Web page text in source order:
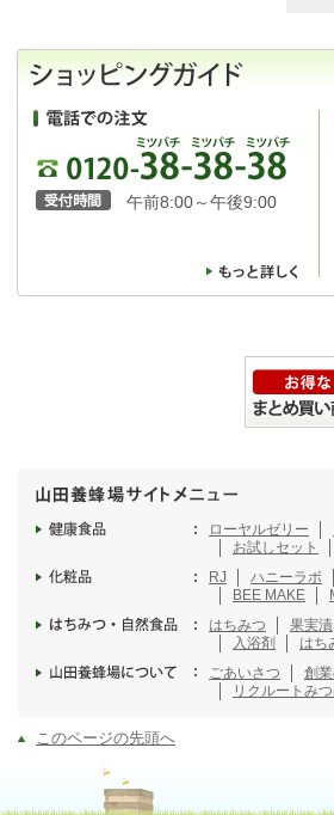
午前8:00～午後9:00
ローヤルゼリー
お試しセット
RJ
ハニーラボ
BEE MAKE
はちみつ
果実漬
入浴剤
はち
ごあいさつ
創
リクルート み
このページの先頭へ